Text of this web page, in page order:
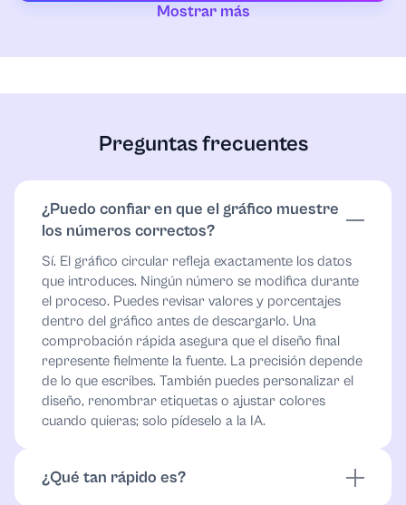
Mostrar más
Preguntas frecuentes
¿Puedo confiar en que el gráfico muestre
los números correctos?
Sí. El gráfico circular refleja exactamente los datos
que introduces. Ningún número se modifica durante
el proceso. Puedes revisar valores y porcentajes
dentro del gráfico antes de descargarlo. Una
comprobación rápida asegura que el diseño final
represente fielmente la fuente. La precisión depende
de lo que escribes. También puedes personalizar el
diseño, renombrar etiquetas o ajustar colores
cuando quieras; solo pídeselo a la IA.
¿Qué tan rápido es?